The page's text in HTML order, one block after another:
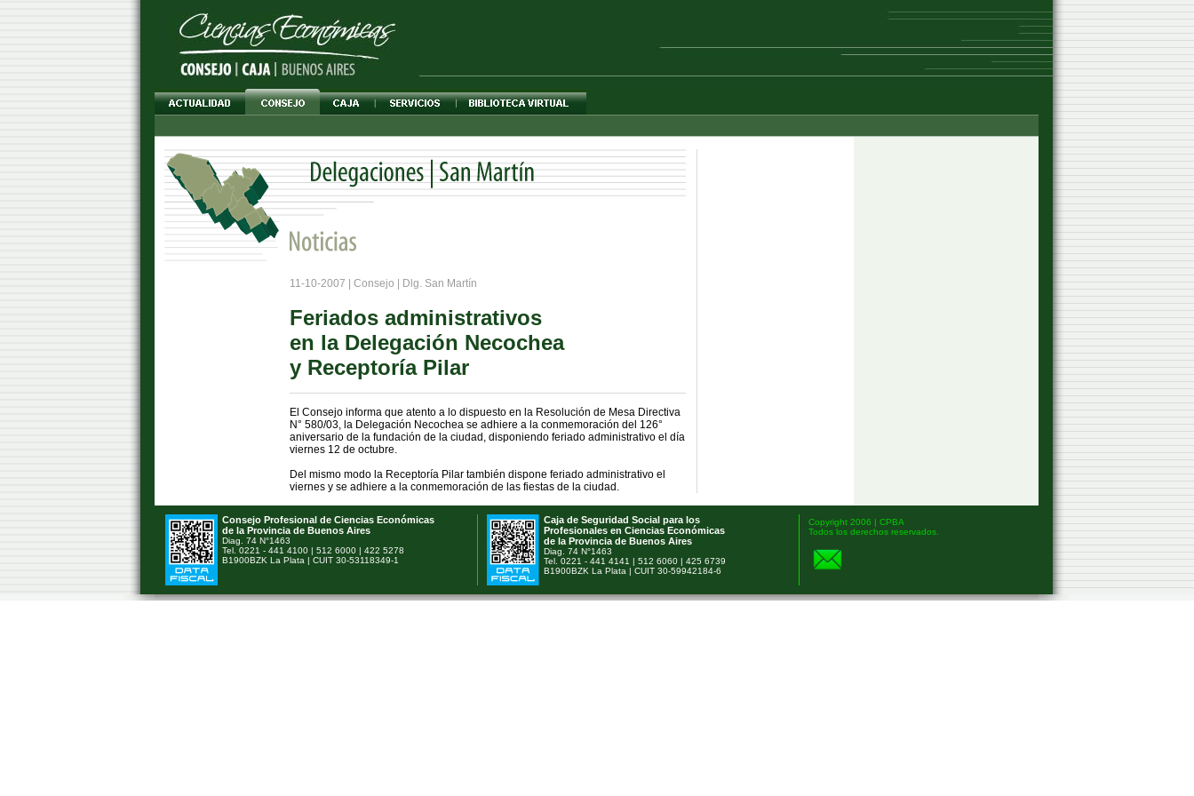
11-10-2007 | Consejo | Dlg. San Martín
Feriados administrativos
en la Delegación Necochea
y Receptoría Pilar
El Consejo informa que atento a lo dispuesto en la Resolución de Mesa Directiva
N° 580/03, la Delegación Necochea se adhiere a la conmemoración del 126°
aniversario de la fundación de la ciudad, disponiendo feriado administrativo el día
viernes 12 de octubre.
Del mismo modo la Receptoría Pilar también dispone feriado administrativo el
viernes y se adhiere a la conmemoración de las fiestas de la ciudad.
Consejo Profesional de Ciencias Económicas
de la Provincia de Buenos Aires
Diag. 74 N°1463
Tel. 0221 - 441 4100 | 512 6000 | 422 5278
B1900BZK La Plata | CUIT 30-53118349-1
Caja de Seguridad Social para los
Profesionales en Ciencias Económicas
de la Provincia de Buenos Aires
Diag. 74 N°1463
Tel. 0221 - 441 4141 | 512 6060 | 425 6739
B1900BZK La Plata | CUIT 30-59942184-6
Copyright 2006 | CPBA
Todos los derechos reservados.